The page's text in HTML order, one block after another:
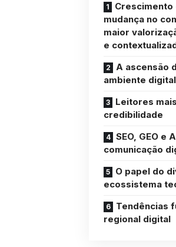
mudança no
maior
e
A ascensão
ambiente digital
Leitores
credibilidade
SEO, GEO e
comunicação
O papel do
ecossistema
Tendências
regional digital